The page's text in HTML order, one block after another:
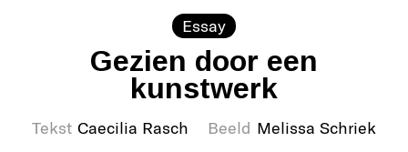
Essay
Gezien door een
kunstwerk
Tekst Caecilia Rasch Beeld Melissa Schriek